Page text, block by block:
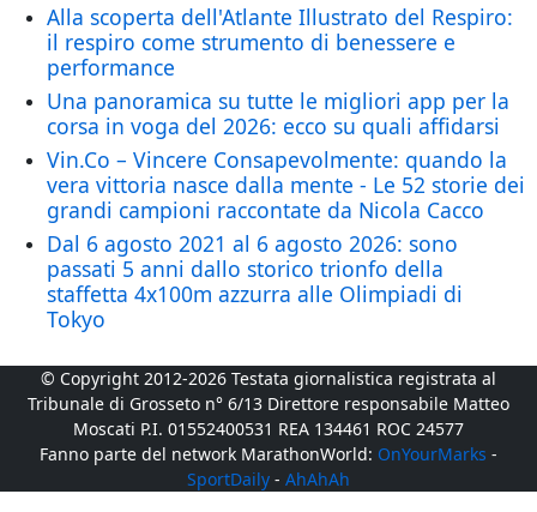
Alla scoperta dell'Atlante Illustrato del Respiro:
il respiro come strumento di benessere e
performance
Una panoramica su tutte le migliori app per la
corsa in voga del 2026: ecco su quali affidarsi
Vin.Co – Vincere Consapevolmente: quando la
vera vittoria nasce dalla mente - Le 52 storie dei
grandi campioni raccontate da Nicola Cacco
Dal 6 agosto 2021 al 6 agosto 2026: sono
passati 5 anni dallo storico trionfo della
staffetta 4x100m azzurra alle Olimpiadi di
Tokyo
© Copyright 2012-2026 Testata giornalistica registrata al
Tribunale di Grosseto n° 6/13 Direttore responsabile Matteo
Moscati P.I. 01552400531 REA 134461 ROC 24577
Fanno parte del network MarathonWorld: OnYourMarks -
SportDaily - AhAhAh